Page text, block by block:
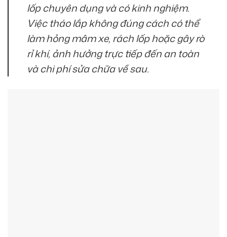
lốp chuyên dụng và có kinh nghiệm.
Việc tháo lắp không đúng cách có thể
làm hỏng mâm xe, rách lốp hoặc gây rò
rỉ khí, ảnh hưởng trực tiếp đến an toàn
và chi phí sửa chữa về sau.